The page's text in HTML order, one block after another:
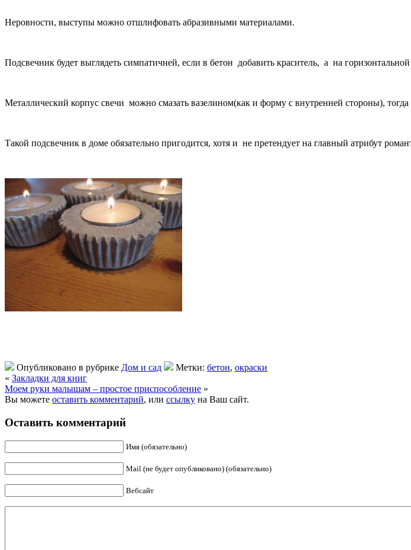
Неровности, выступы можно отшлифовать абразивными материалами.
Подсвечник будет выглядеть симпатичней, если в бетон добавить краситель, а на
Металлический корпус свечи можно смазать вазелином(как и форму с внутренней стороны), тогда
Такой подсвечник в доме обязательно пригодится, хотя и не претендует на главный атрибут
Опубликовано в рубрике Дом и сад Метки: бетон, окраски
« Закладки для книг
Моем руки малышам – простое приспособление »
Вы можете оставить комментарий, или ссылку на Ваш сайт.
Оставить комментарий
Имя (обязательно)
Mail (не будет опубликовано) (обязательно)
Вебсайт